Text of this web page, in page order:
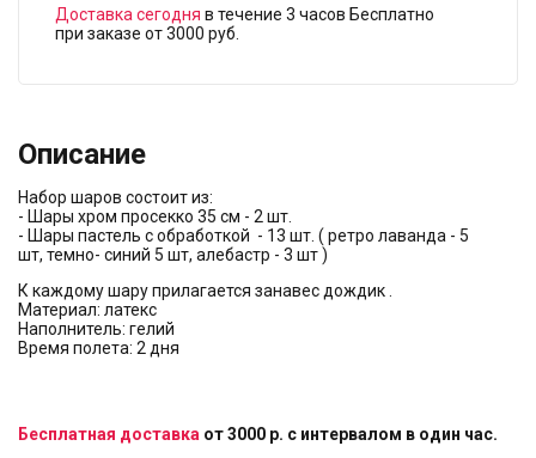
Доставка сегодня в течение 3 часов Бесплатно
при заказе от 3000 руб.
Описание
Набор шаров состоит из:
- Шары хром просекко 35 см - 2 шт.
- Шары пастель с обработкой - 13 шт. ( ⁠ретро лаванда - 5
шт, ⁠темно- синий 5 шт, алебастр - 3 шт )
К каждому шару прилагается занавес дождик .
Материал: латекс
Наполнитель: гелий
Время полета: 2 дня
Бесплатная доставка от 3000 р. с интервалом в один час.